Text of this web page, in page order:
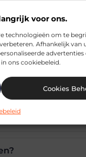
voor ons.
technologieën om te
Afhankelijk van
advertenties
ons cookiebeleid.
Cookies